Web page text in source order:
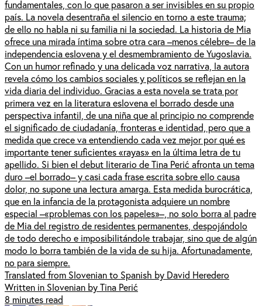
fundamentales, con lo que pasaron a ser invisibles en su propio
país. La novela desentraña el silencio en torno a este trauma;
de ello no habla ni su familia ni la sociedad. La historia de Mia
ofrece una mirada íntima sobre otra cara –menos célebre– de la
independencia eslovena y el desmembramiento de Yugoslavia.
Con un humor refinado y una delicada voz narrativa, la autora
revela cómo los cambios sociales y políticos se reflejan en la
vida diaria del individuo. Gracias a esta novela se trata por
primera vez en la literatura eslovena el borrado desde una
perspectiva infantil, de una niña que al principio no comprende
el significado de ciudadanía, fronteras e identidad, pero que a
medida que crece va entendiendo cada vez mejor por qué es
importante tener suficientes «rayas» en la última letra de tu
apellido. Si bien el debut literario de Tina Perić afronta un tema
duro –el borrado– y casi cada frase escrita sobre ello causa
dolor, no supone una lectura amarga. Esta medida burocrática,
que en la infancia de la protagonista adquiere un nombre
especial –«problemas con los papeles»–, no solo borra al padre
de Mia del registro de residentes permanentes, despojándolo
de todo derecho e imposibilitándole trabajar, sino que de algún
modo lo borra también de la vida de su hija. Afortunadamente,
no para siempre.
Translated from Slovenian to Spanish by David Heredero
Written in Slovenian by Tina Perić
8 minutes read